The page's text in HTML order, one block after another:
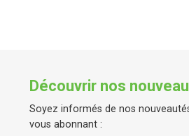
Découvrir nos
Soyez informés de nos
vous abonnant :